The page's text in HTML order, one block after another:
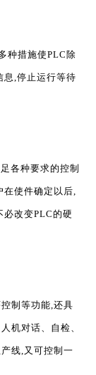
种措施使PLC除
息,停止运行等待
各种要求的控制
在使件确定以后,
改变PLC的硬
制等功能,还具
机对话、自检、
线,又可控制一